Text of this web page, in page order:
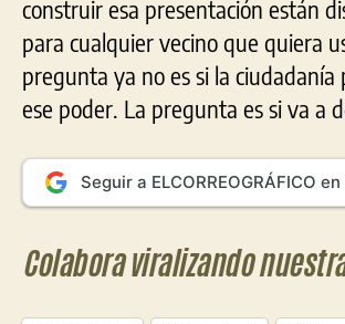
construir esa presentación están
para cualquier vecino que quiera
pregunta ya no es si la ciudadanía
ese poder. La pregunta es si va a
Seguir a ELCORREOGRÁFICO
Colabora viralizando